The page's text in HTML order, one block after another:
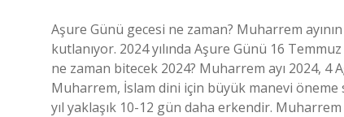
Aşure Günü gecesi ne zaman? Muharrem
kutlanıyor. 2024 yılında Aşure Günü 16
ne zaman bitecek 2024? Muharrem ayı 2024, 4
Muharrem, İslam dini için büyük manevi
yıl yaklaşık 10-12 gün daha erkendir.